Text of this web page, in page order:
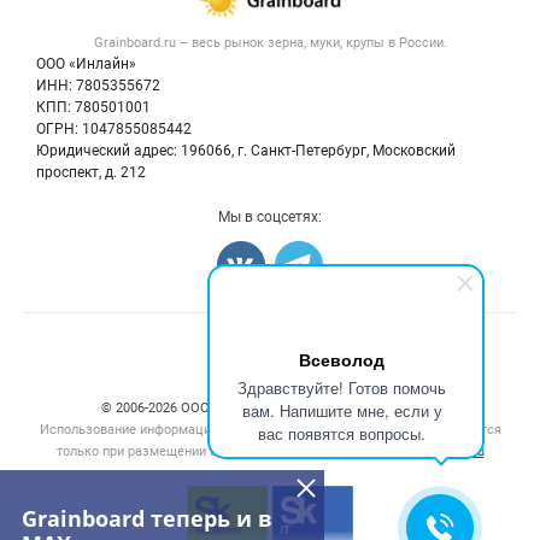
Всеволод
Здравствуйте! Готов помочь
вам. Напишите мне, если у
вас появятся вопросы.
Grainboard теперь и в
Grainboard.ru – весь рынок зерна, муки, крупы в России.
ООО «Инлайн»
ИНН: 7805355672
КПП: 780501001
ОГРН: 1047855085442
Юридический адрес: 196066, г. Санкт-Петербург, Московский
проспект, д. 212
Контактная информация
Политика обработки персональных данных
Крупы
Мука
Мы в соцсетях:
Счетчики, авторское право, логотипы
© 2006‑2026 ООО “Инлайн”. 12+ Все права защищены.
Использование информации, размещенной на данном сайте, допускается
только при размещении активной гиперссылки на сайт
grainboard.ru